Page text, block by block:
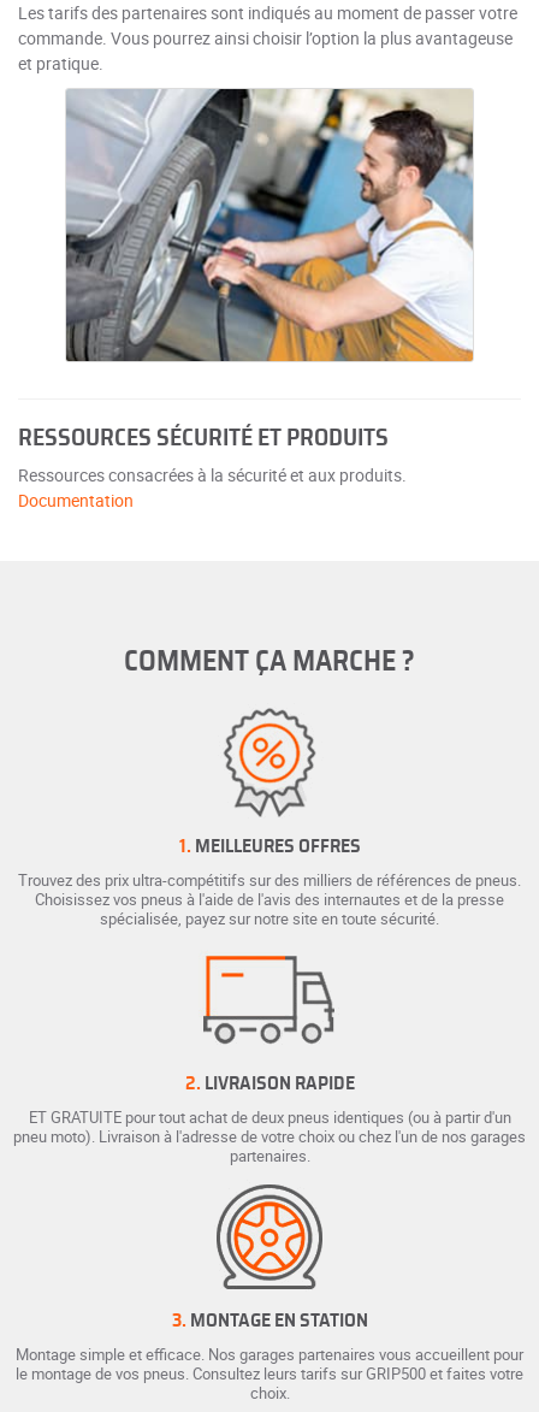
Les tarifs des partenaires sont indiqués au moment de passer votre
commande. Vous pourrez ainsi choisir l’option la plus avantageuse
et pratique.
RESSOURCES SÉCURITÉ ET PRODUITS
Ressources consacrées à la sécurité et aux produits.
Documentation
COMMENT ÇA MARCHE ?
1. MEILLEURES OFFRES
Trouvez des prix ultra-compétitifs sur des milliers de références de pneus.
Choisissez vos pneus à l'aide de l'avis des internautes et de la presse
spécialisée, payez sur notre site en toute sécurité.
2. LIVRAISON RAPIDE
ET GRATUITE pour tout achat de deux pneus identiques (ou à partir d'un
pneu moto). Livraison à l'adresse de votre choix ou chez l'un de nos garages
partenaires.
3. MONTAGE EN STATION
Montage simple et efficace. Nos garages partenaires vous accueillent pour
le montage de vos pneus. Consultez leurs tarifs sur GRIP500 et faites votre
choix.